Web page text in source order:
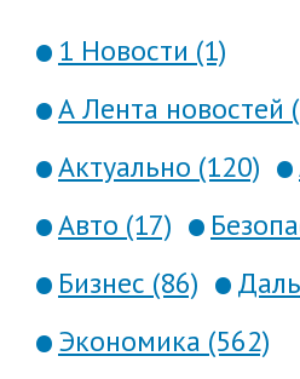
1 Новости (1)
А Лента новостей
Актуально (120)
Авто (17)
Бизнес (86)
Экономика (562)